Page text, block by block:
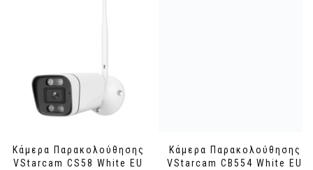
Κάμερα Παρακολούθησης
VStarcam CS58 White EU
Κάμερα Παρακολούθησης
VStarcam CB554 White EU